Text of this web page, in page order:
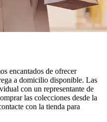
encantados de ofrecer
a domicilio disponible. Las
con un representante de
las colecciones desde la
con la tienda para